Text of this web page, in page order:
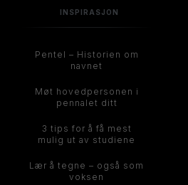
INSPIRASJON
Pentel – Historien om
navnet
Møt hovedpersonen i
pennalet ditt
3 tips for å få mest
mulig ut av studiene
Lær å tegne – også som
voksen